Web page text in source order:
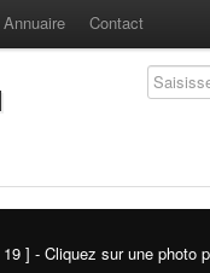
Annuaire Contact
] - Cliquez sur une photo